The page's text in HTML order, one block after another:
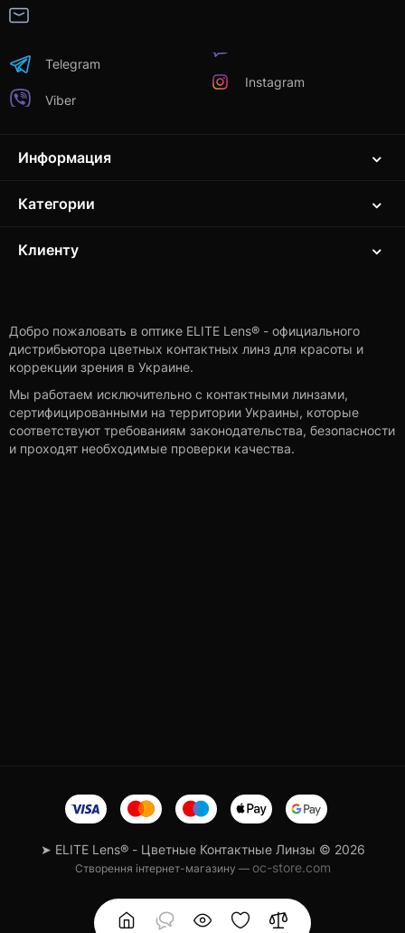
Telegram
Viber
Instagram
Информация
Категории
Клиенту
Добро пожаловать в оптике ELITE Lens® - официального
дистрибьютора цветных контактных линз для красоты и
коррекции зрения в Украине.
Мы работаем исключительно с контактными линзами,
сертифицированными на территории Украины, которые
соответствуют требованиям законодательства, безопасности
и проходят необходимые проверки качества.
➤ ELITE Lens® - Цветные Контактные Линзы © 2026
Створення інтернет-магазину — oc-store.com